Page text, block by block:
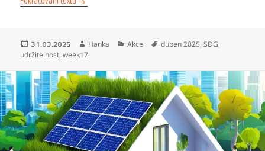
Publikováno:
31.03.2025 Autor:
Hanka Rubriky:
Akce Štítky:
duben 2025,SDG,
udržitelnost,week17